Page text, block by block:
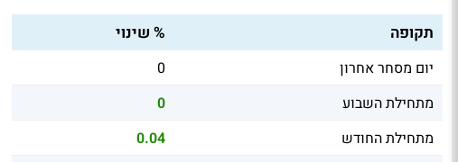
תקופה % שינוי
יום מסחר אחרון
0
מתחילת השבוע
0
מתחילת החודש
0.04